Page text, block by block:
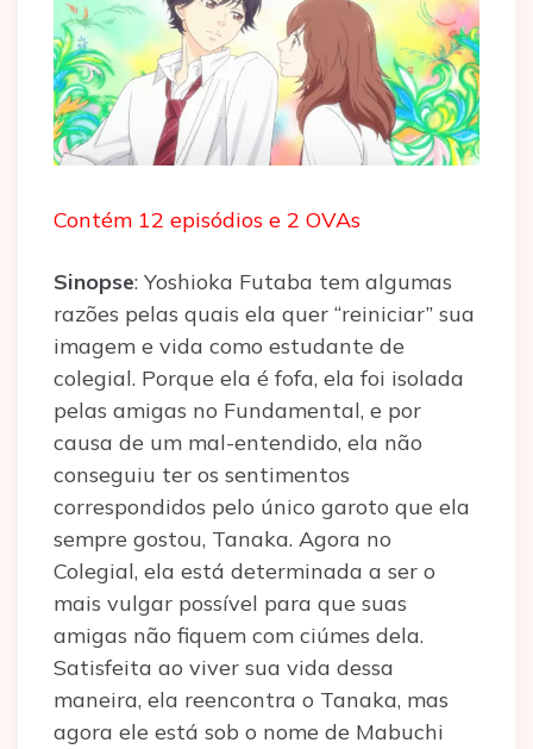
Contém 12 episódios e 2 OVAs
Sinopse: Yoshioka Futaba tem algumas
razões pelas quais ela quer “reiniciar” sua
imagem e vida como estudante de
colegial. Porque ela é fofa, ela foi isolada
pelas amigas no Fundamental, e por
causa de um mal-entendido, ela não
conseguiu ter os sentimentos
correspondidos pelo único garoto que ela
sempre gostou, Tanaka. Agora no
Colegial, ela está determinada a ser o
mais vulgar possível para que suas
amigas não fiquem com ciúmes dela.
Satisfeita ao viver sua vida dessa
maneira, ela reencontra o Tanaka, mas
agora ele está sob o nome de Mabuchi